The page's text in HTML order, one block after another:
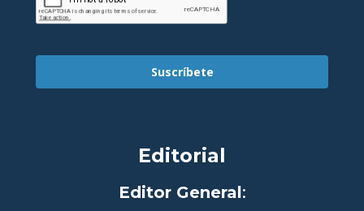
Suscríbete
Editorial
Editor General: